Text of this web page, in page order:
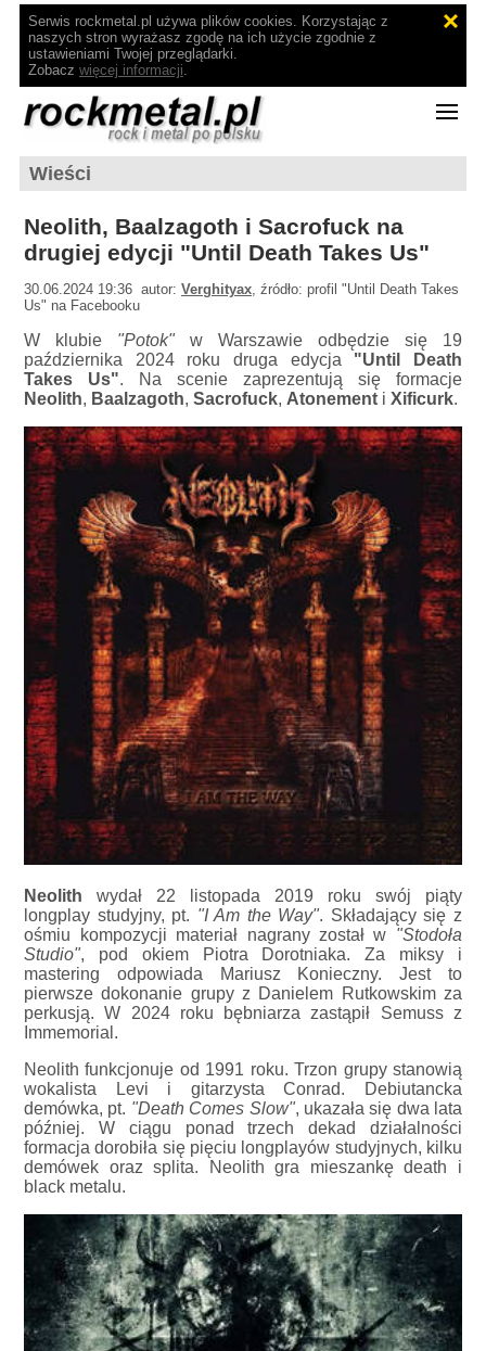
Serwis rockmetal.pl używa plików cookies. Korzystając z
naszych stron wyrażasz zgodę na ich użycie zgodnie z
ustawieniami Twojej przeglądarki.
Zobacz więcej informacji.
Wieści
Neolith, Baalzagoth i Sacrofuck na
drugiej edycji "Until Death Takes Us"
30.06.2024 19:36 autor:Verghityax, źródło: profil "Until Death Takes
Us" na Facebooku
W klubie "Potok"w Warszawie odbędzie się 19
października 2024 roku druga edycja "Until Death
Takes Us". Na scenie zaprezentują się formacje
Neolith, Baalzagoth,Sacrofuck, Atonement iXificurk.
Neolith wydał 22 listopada 2019 roku swój piąty
longplay studyjny, pt. "I Am the Way". Składający się z
ośmiu kompozycji materiał nagrany został w "Stodoła
Studio", pod okiem Piotra Dorotniaka. Za miksy i
mastering odpowiada Mariusz Konieczny. Jest to
pierwsze dokonanie grupy z Danielem Rutkowskim za
perkusją. W 2024 roku bębniarza zastąpił Semuss z
Immemorial.
Neolith funkcjonuje od 1991 roku. Trzon grupy stanowią
wokalista Levi i gitarzysta Conrad. Debiutancka
demówka, pt. "Death Comes Slow", ukazała się dwa lata
później. W ciągu ponad trzech dekad działalności
formacja dorobiła się pięciu longplayów studyjnych, kilku
demówek oraz splita. Neolith gra mieszankę death i
black metalu.